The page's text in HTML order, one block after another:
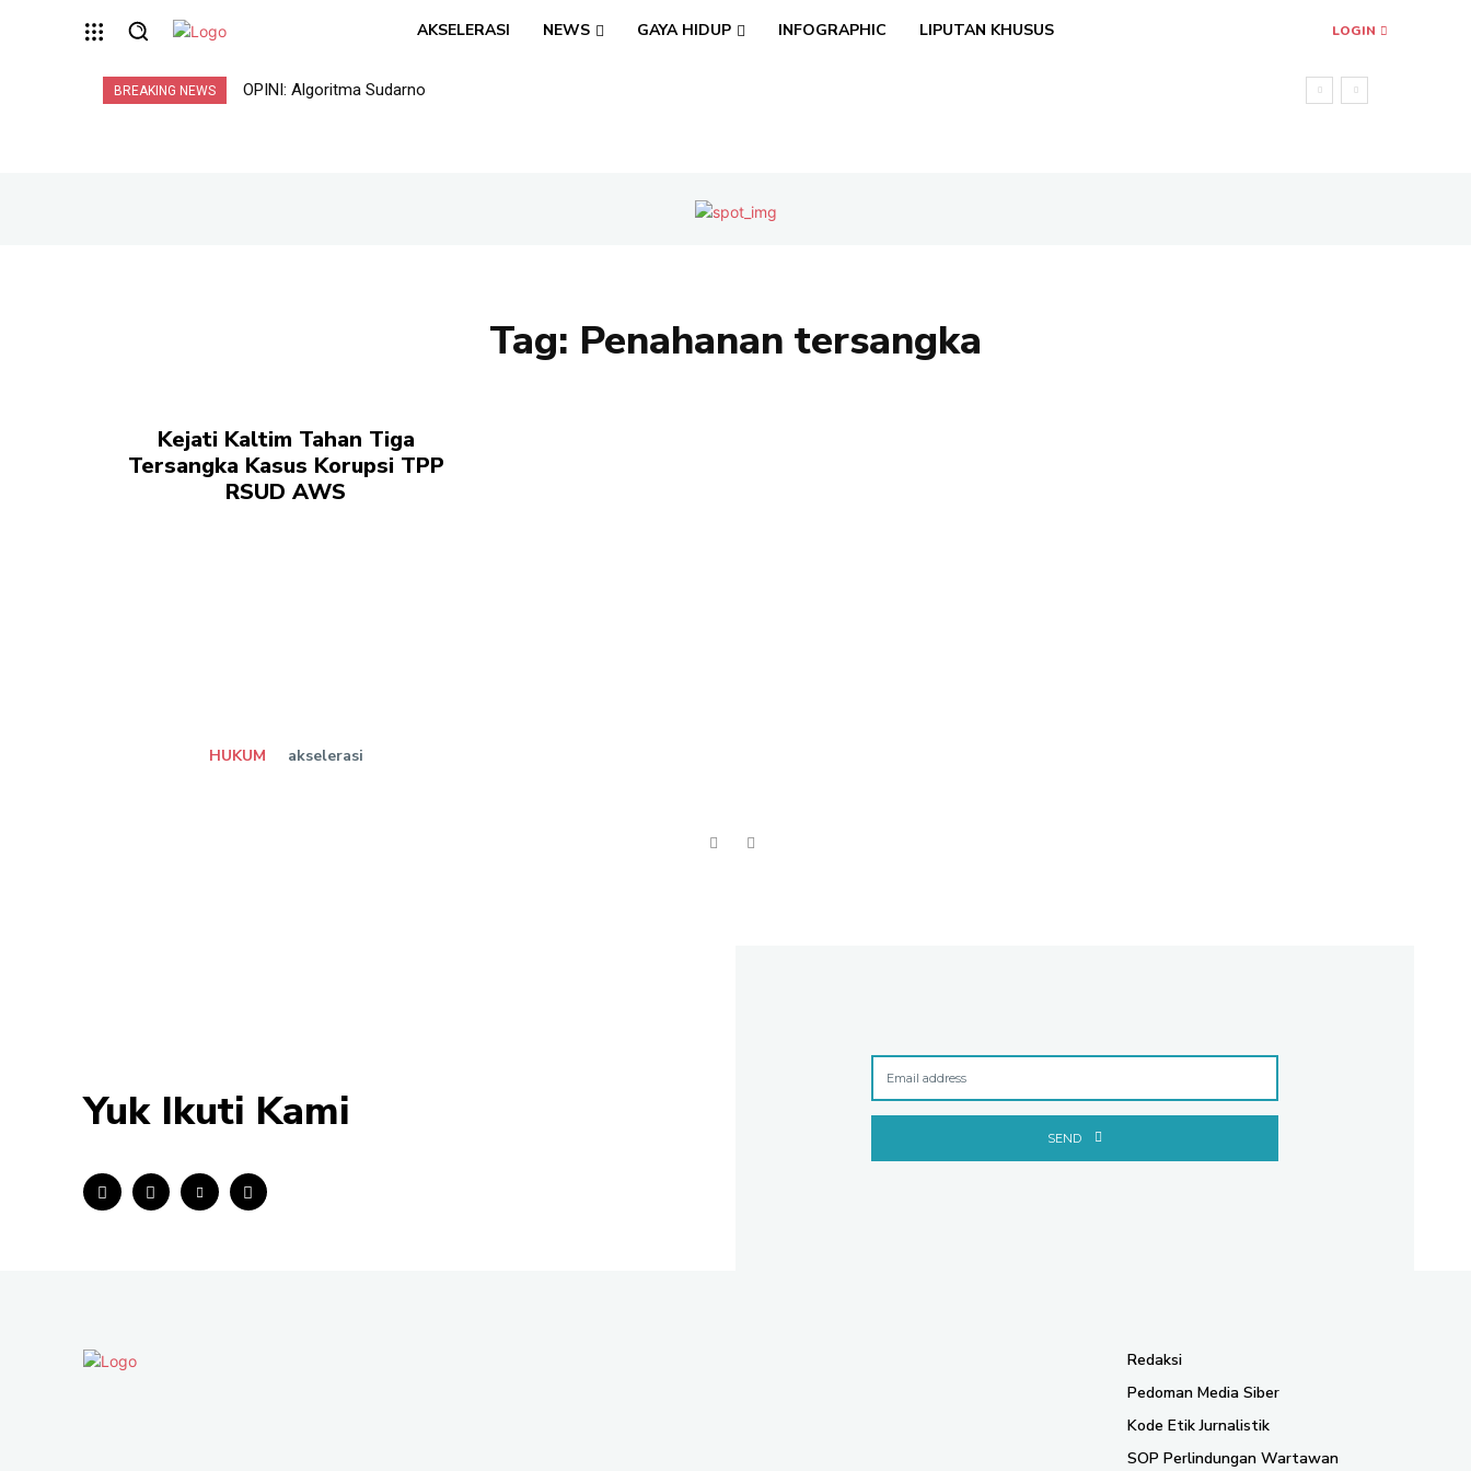
AKSELERASI NEWS GAYA HIDUP INFOGRAPHIC LIPUTAN KHUSUS LOGIN
BREAKING NEWS OPINI: Algoritma Sudarno
Tag: Penahanan tersangka
Kejati Kaltim Tahan Tiga
Tersangka Kasus Korupsi TPP
RSUD AWS
HUKUM akselerasi
Yuk Ikuti Kami SEND
Redaksi
Pedoman Media Siber
Kode Etik Jurnalistik
SOP Perlindungan Wartawan